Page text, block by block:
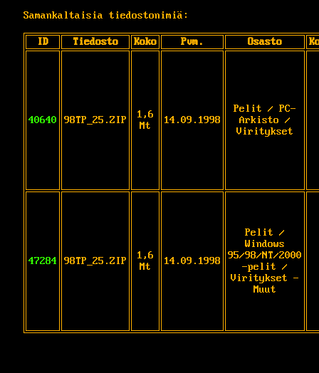
Samankaltaisia tiedostonimiä:
ID Tiedosto Koko Pvm. Osasto
40640 98TP_25.ZIP
1,6
Mt
14.09.1998
Pelit / PC-
Arkisto /
Viritykset
47284 98TP_25.ZIP
1,6
Mt
14.09.1998
Pelit /
Windows
95/98/NT/2000
-pelit /
Viritykset -
Muut